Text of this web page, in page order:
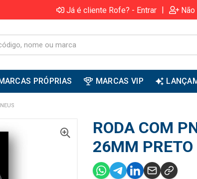
Já é cliente Rofe? - Entrar |
PRÓPRIAS MARCAS VIP
RODA COM
26MM PRETO